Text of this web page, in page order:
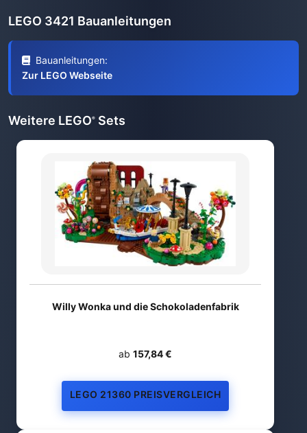
LEGO 3421 Bauanleitungen
Bauanleitungen:
Zur LEGO Webseite
Weitere LEGO® Sets
Willy Wonka und die Schokoladenfabrik
ab 157,84 €
LEGO 21360 PREISVERGLEICH